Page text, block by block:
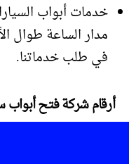
خدمات أبواب
مدار الساعة طوال
في طلب خدماتنا.
أرقام شركة فتح أبواب
عندما تتعرض سيارتك